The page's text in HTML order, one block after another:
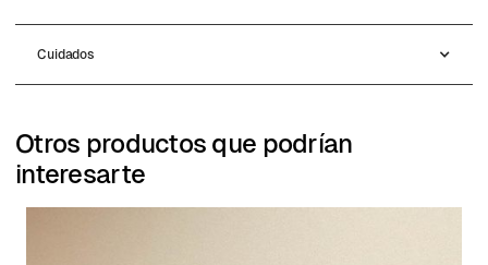
Cuidados
Otros productos que podrían
interesarte